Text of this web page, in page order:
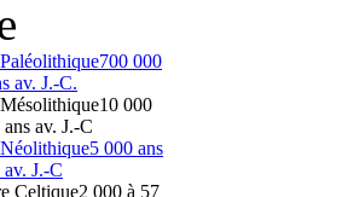
700 000
av. J.-C.
10 000
av. J.-C
5 000 ans
av. J.-C
Celtique2 000 à 57